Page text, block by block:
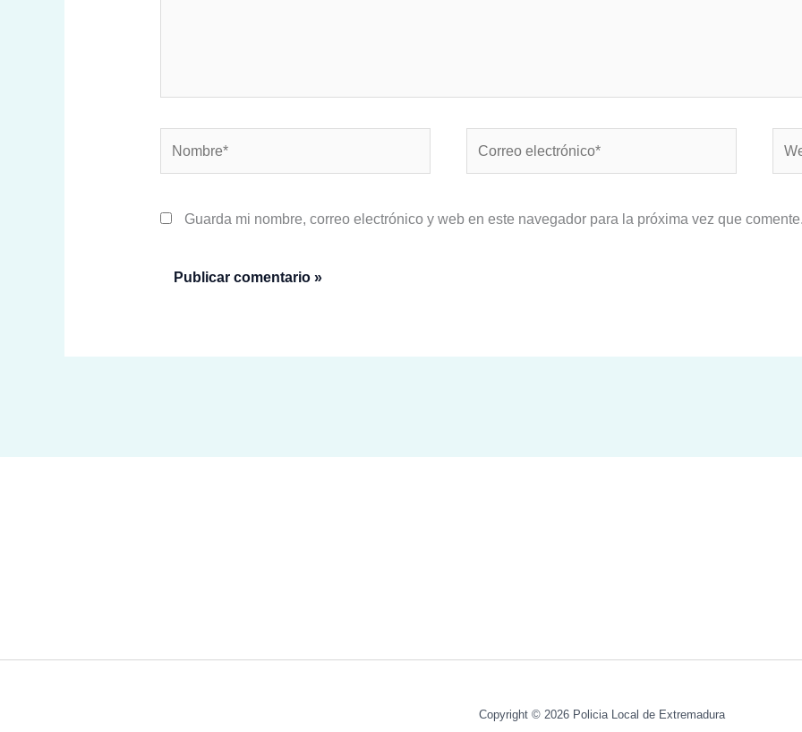
electrónico*
Guarda mi nombre, correo electrónico y web en este navegador para la próxima vez que
Copyright © 2026 Policia Local de Extremadura